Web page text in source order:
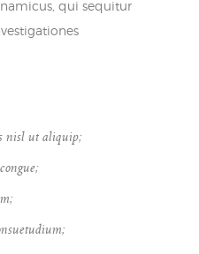
qui sequitur
nisl ut aliquip;